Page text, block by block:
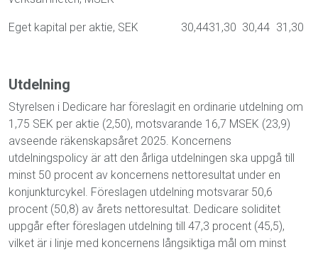
Eget kapital per aktie, SEK 30,4431,30 30,44 31,30
Utdelning
Styrelsen i Dedicare har föreslagit en ordinarie utdelning om
1,75 SEK per aktie (2,50), motsvarande 16,7 MSEK (23,9)
avseende räkenskapsåret 2025. Koncernens
utdelningspolicy är att den årliga utdelningen ska uppgå till
minst 50 procent av koncernens nettoresultat under en
konjunkturcykel. Föreslagen utdelning motsvarar 50,6
procent (50,8) av årets nettoresultat. Dedicare soliditet
uppgår efter föreslagen utdelning till 47,3 procent (45,5),
vilket är i linje med koncernens långsiktiga mål om minst